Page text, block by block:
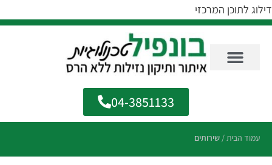
דילוג לתוכן המרכזי
04-3851133
עמוד הבית/ שירותים